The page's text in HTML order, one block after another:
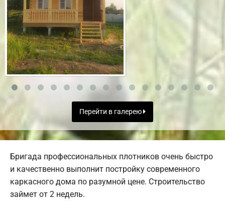
Перейти в галерею
Бригада профессиональных плотников очень быстро
и качественно выполнит постройку современного
каркасного дома по разумной цене. Строительство
займет от 2 недель.